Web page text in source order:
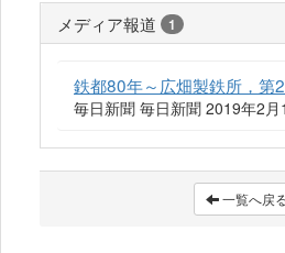
メディア報道 1
鉄都80年～広畑製鉄所，第
毎日新聞 毎日新聞 2019年2月
一覧へ戻